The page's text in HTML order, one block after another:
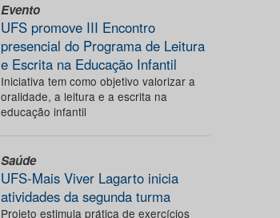
Evento
UFS promove III Encontro
presencial do Programa de Leitura
e Escrita na Educação Infantil
Iniciativa tem como objetivo valorizar a
oralidade, a leitura e a escrita na
educação infantil
Saúde
UFS-Mais Viver Lagarto inicia
atividades da segunda turma
Projeto estimula prática de exercícios